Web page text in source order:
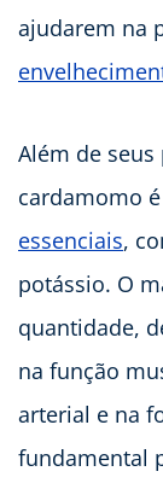
ajudarem na
Além de
cardamomo
essenciais,
potássio. O
quantidade,
na função
arterial e na
fundamental